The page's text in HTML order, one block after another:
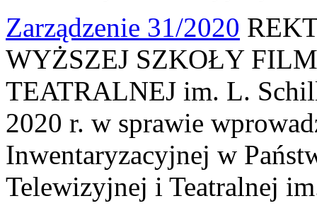
Zarządzenie 31/2020
WYŻSZEJ SZKOŁY
TEATRALNEJ im. L.
2020 r. w sprawie
Inwentaryzacyjnej w
Telewizyjnej i Teatralnej